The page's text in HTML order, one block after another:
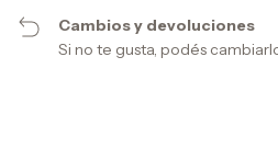
Cambios y devoluciones
Si no te gusta, podés